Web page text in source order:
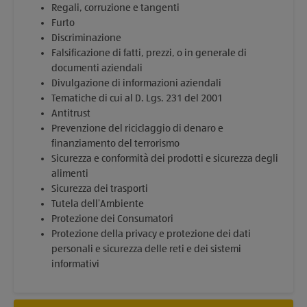
Regali, corruzione e tangenti
Furto
Discriminazione
Falsificazione di fatti, prezzi, o in generale di
documenti aziendali
Divulgazione di informazioni aziendali
Tematiche di cui al D. Lgs. 231 del 2001
Antitrust
Prevenzione del riciclaggio di denaro e
finanziamento del terrorismo
Sicurezza e conformità dei prodotti e sicurezza degli
alimenti
Sicurezza dei trasporti
Tutela dell’Ambiente
Protezione dei Consumatori
Protezione della privacy e protezione dei dati
personali e sicurezza delle reti e dei sistemi
informativi